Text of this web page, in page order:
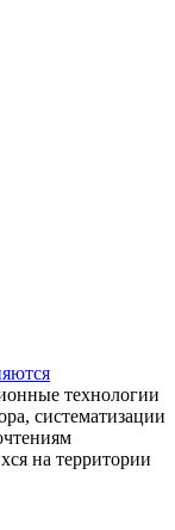
технологии
систематизации
на территории